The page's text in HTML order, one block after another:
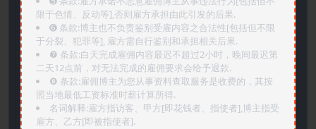
限于色情、反动等],否则雇方承担由此引发的后果.
➏️ 条款:博主也不负责鉴别受雇内容之合法性[包括但不限
于分裂、犯罪等], 雇方需自行鉴别和承担相关后果.
❼ 条款:白天完成雇佣内容最迟不超过2小时，晚间最迟第
二天12点前，对无法完成的雇佣要求会给予退款.
❽ 条款:雇佣博主为您从事资料查取服务是收费的，其按
照当地最低工资标准时薪计算所得.
名词解释:雇方指访客、甲方[即花钱者、指使者],博主指受
雇方、乙方[即被指使者].